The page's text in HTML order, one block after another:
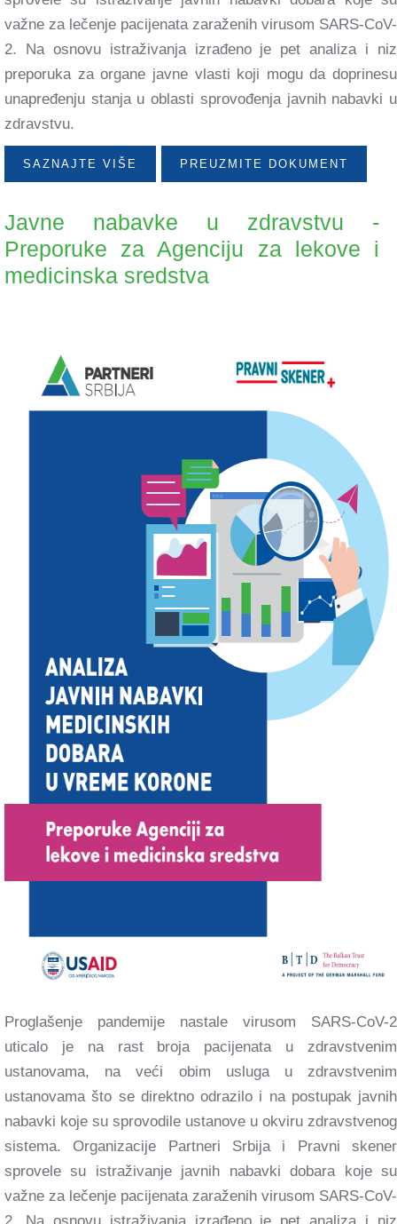
važne za lečenje pacijenata zaraženih virusom SARS-CoV-
2. Na osnovu istraživanja izrađeno je pet analiza i niz
preporuka za organe javne vlasti koji mogu da doprinesu
unapređenju stanja u oblasti sprovođenja javnih nabavki u
zdravstvu.
SAZNAJTE VIŠE PREUZMITE DOKUMENT
Javne nabavke u zdravstvu -
Preporuke za Agenciju za lekove i
medicinska sredstva
Proglašenje pandemije nastale virusom SARS-CoV-2
uticalo je na rast broja pacijenata u zdravstvenim
ustanovama, na veći obim usluga u zdravstvenim
ustanovama što se direktno odrazilo i na postupak javnih
nabavki koje su sprovodile ustanove u okviru zdravstvenog
sistema. Organizacije Partneri Srbija i Pravni skener
sprovele su istraživanje javnih nabavki dobara koje su
važne za lečenje pacijenata zaraženih virusom SARS-CoV-